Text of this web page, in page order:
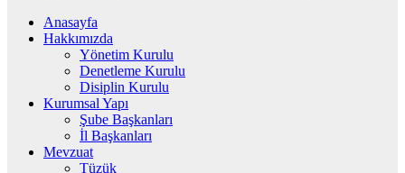
Anasayfa
Hakkımızda
Yönetim Kurulu
Denetleme Kurulu
Disiplin Kurulu
Kurumsal Yapı
Şube Başkanları
İl Başkanları
Mevzuat
Tüzük